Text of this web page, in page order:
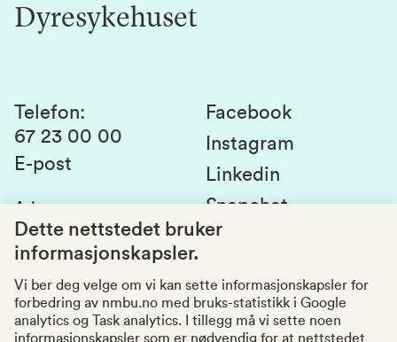
Alumni
Kontakt oss
Studentlivet
Studier og emner
Studenttinget
Si fra om avvik
Kvalitet i utdanningen
Dyresykehuset
Telefon:
67 23 00 00
E-post
Adresse:
Postboks 5003
1432 Ås
Organisasjonsnummer
969159570
Besøksadresser
Facebook
Instagram
Linkedin
Snapchat
Dette nettstedet bruker
informasjonskapsler.
Vi ber deg velge om vi kan sette informasjonskapsler for
forbedring av nmbu.no med bruks-statistikk i Google
analytics og Task analytics. I tillegg må vi sette noen
informasjonskapsler som er nødvendig for at nettstedet